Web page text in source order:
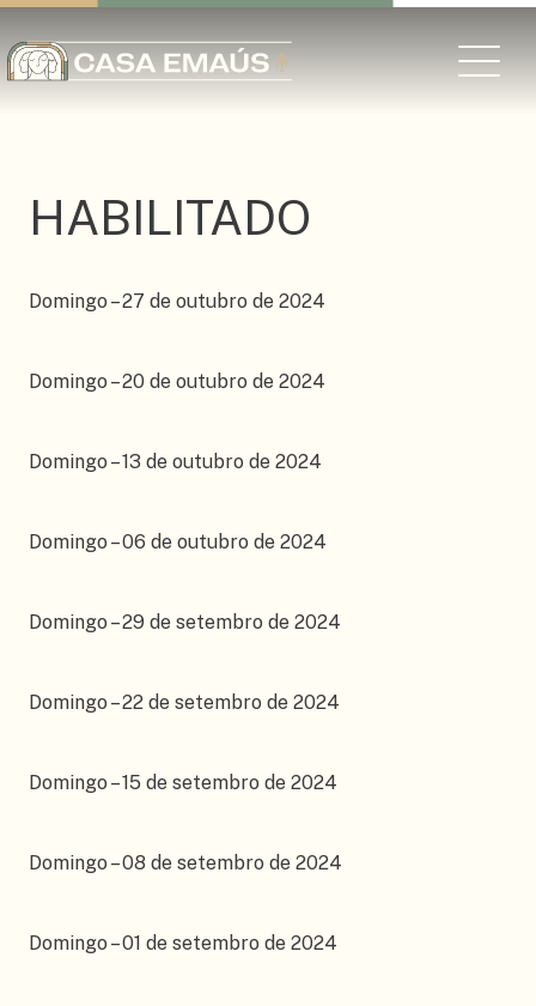
HABILITADO
Domingo – 27 de outubro de 2024
Domingo – 20 de outubro de 2024
Domingo – 13 de outubro de 2024
Domingo – 06 de outubro de 2024
Domingo – 29 de setembro de 2024
Domingo – 22 de setembro de 2024
Domingo – 15 de setembro de 2024
Domingo – 08 de setembro de 2024
Domingo – 01 de setembro de 2024